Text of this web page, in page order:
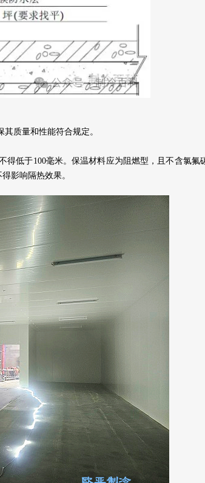
质量和性能符合规定。
得低于100毫米。保温材料应为阻燃型，且不含氯氟
影响隔热效果。